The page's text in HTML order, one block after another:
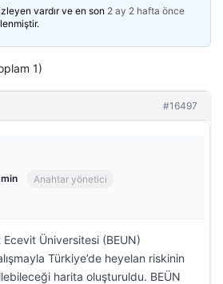
vardır ve en son 2 ay 2 hafta önce
1)
#16497
Anahtar yönetici
Üniversitesi (BEUN)
Türkiye’de heyelan riskinin
harita oluşturuldu. BEÜN